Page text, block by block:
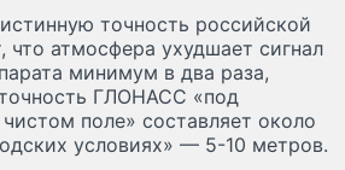
точность российской
что атмосфера ухудшает сигнал
минимум в два раза,
ГЛОНАСС «под
поле» составляет около
условиях» — 5-10 метров.